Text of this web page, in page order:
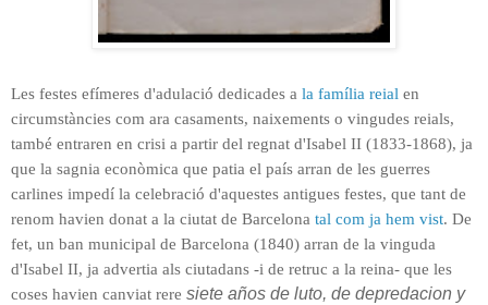
Les festes efímeres d'adulació dedicades a la família reial en
circumstàncies com ara casaments, naixements o vingudes reials,
també entraren en crisi a partir del regnat d'Isabel II (1833-1868), ja
que la sagnia econòmica que patia el país arran de les guerres
carlines impedí la celebració d'aquestes antigues festes, que tant de
renom havien donat a la ciutat de Barcelona tal com ja hem vist. De
fet, un ban municipal de Barcelona (1840) arran de la vinguda
d'Isabel II, ja advertia als ciutadans -i de retruc a la reina- que les
coses havien canviat rere siete años de luto, de depredacion y